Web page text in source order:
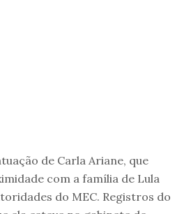
de Carla Ariane, que
com a família de Lula
do MEC. Registros do